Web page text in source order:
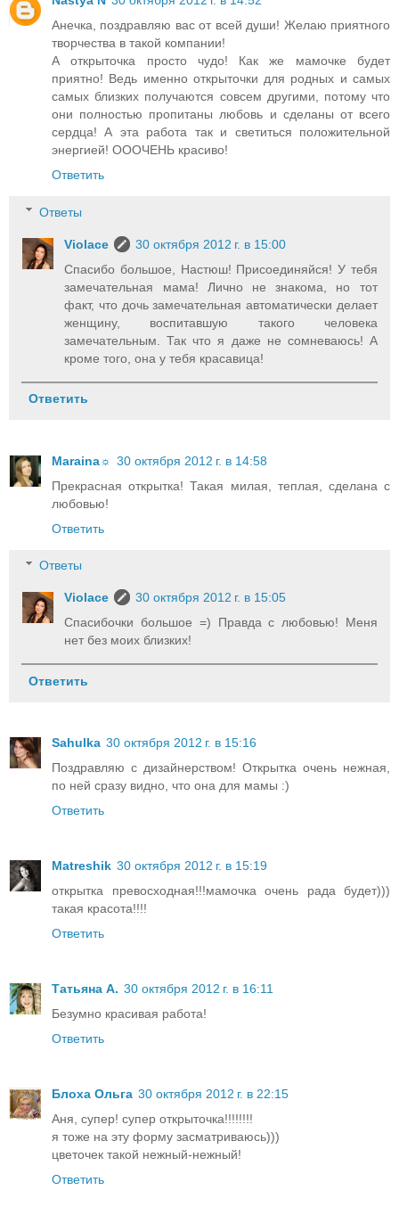
Анечка, поздравляю вас от всей души! Желаю приятного
творчества в такой компании!
А открыточка просто чудо! Как же мамочке будет
приятно! Ведь именно открыточки для родных и самых
самых близких получаются совсем другими, потому что
они полностью пропитаны любовь и сделаны от всего
сердца! А эта работа так и светиться положительной
энергией! ОООЧЕНЬ красиво!
Ответить
Ответы
Violace
30 октября 2012 г. в 15:00
Спасибо большое, Настюш! Присоединяйся! У тебя
замечательная мама! Лично не знакома, но тот
факт, что дочь замечательная автоматически делает
женщину, воспитавшую такого человека
замечательным. Так что я даже не сомневаюсь! А
кроме того, она у тебя красавица!
Ответить
Maraina☼ 30 октября 2012 г. в 14:58
Прекрасная открытка! Такая милая, теплая, сделана с
любовью!
Ответить
Ответы
Violace
30 октября 2012 г. в 15:05
Спасибочки большое =) Правда с любовью! Меня
нет без моих близких!
Ответить
Sahulka 30 октября 2012 г. в 15:16
Поздравляю с дизайнерством! Открытка очень нежная,
по ней сразу видно, что она для мамы :)
Ответить
Matreshik 30 октября 2012 г. в 15:19
открытка превосходная!!!мамочка очень рада будет)))
такая красота!!!!
Ответить
Татьяна А. 30 октября 2012 г. в 16:11
Безумно красивая работа!
Ответить
Блоха Ольга 30 октября 2012 г. в 22:15
Аня, супер! супер открыточка!!!!!!!!
я тоже на эту форму засматриваюсь)))
цветочек такой нежный-нежный!
Ответить